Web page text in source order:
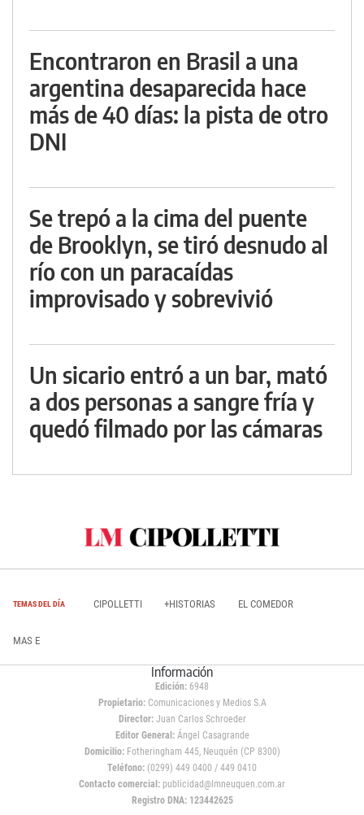
Encontraron en Brasil a una
argentina desaparecida hace
más de 40 días: la pista de otro
DNI
Se trepó a la cima del puente
de Brooklyn, se tiró desnudo al
río con un paracaídas
improvisado y sobrevivió
Un sicario entró a un bar, mató
a dos personas a sangre fría y
quedó filmado por las cámaras
TEMAS DEL DÍA CIPOLLETTI +HISTORIAS EL COMEDOR
MAS E
Información
Edición: 6948
Propietario:Comunicaciones y Medios S.A
Director: Juan Carlos Schroeder
Editor General:Ángel Casagrande
Domicilio:Fotheringham 445, Neuquén (CP 8300)
Teléfono: (0299) 449 0400 / 449 0410
Contacto comercial: publicidad@lmneuquen.com.ar
Registro DNA: 123442625